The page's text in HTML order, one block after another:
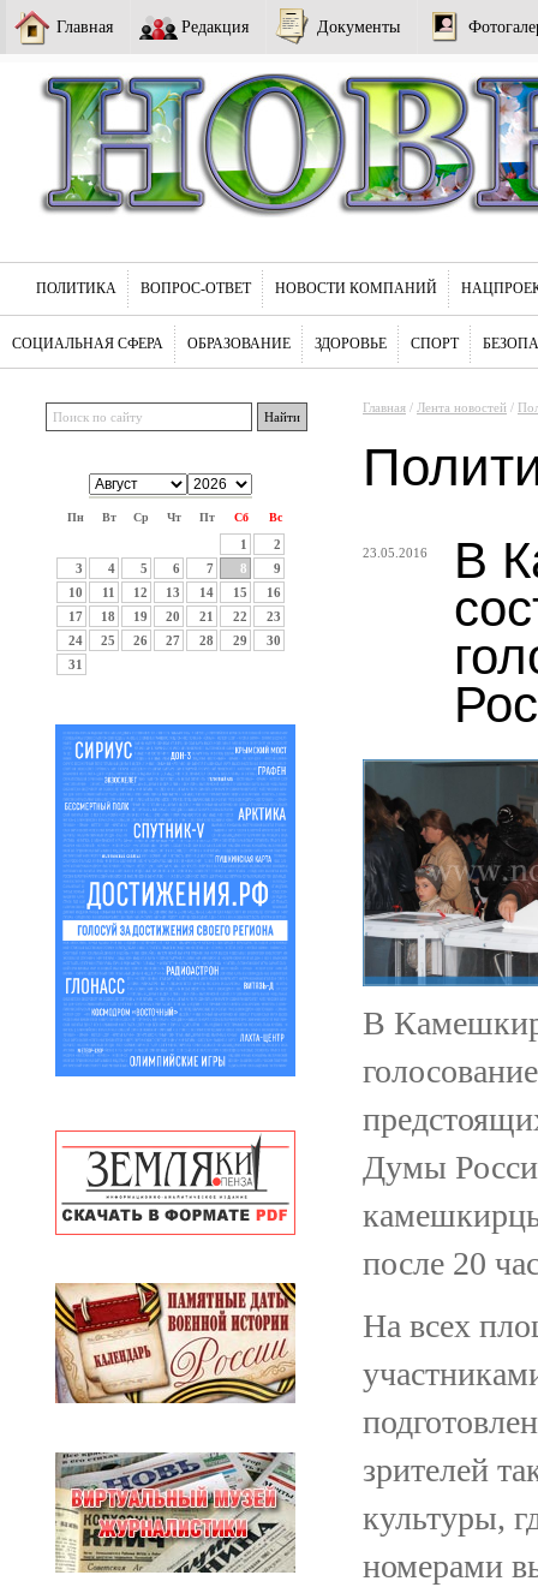
Главная Редакция Документы
ПОЛИТИКА ВОПРОС-ОТВЕТ НОВОСТИ КОМПАНИЙ
СОЦИАЛЬНАЯ СФЕРА ОБРАЗОВАНИЕ ЗДОРОВЬЕ СПОРТ
Пн Вт Ср Чт Пт Сб Вс
1
2
3
4 5 6 7 8
9
10
11 12 13 14 15
16
17
18 19 20 21 22
23
24
25 26 27 28 29
30
31
Главная / Лента новостей /
23.05.2016
В
В
Думы
после 20
На всех
зрителей
культуры,
номерами